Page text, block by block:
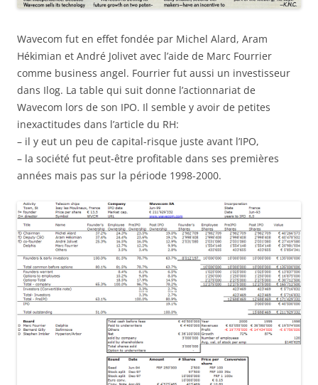
Wavecom fut en effet fondée par Michel Alard, Aram
Hékimian et André Jolivet avec l’aide de Marc Fourrier
comme business angel. Fourrier fut aussi un investisseur
dans Ilog. La table qui suit donne l’actionnariat de
Wavecom lors de son IPO. Il semble y avoir de petites
inexactitudes dans l’article du RH:
– il y eut un peu de capital-risque juste avant l’IPO,
– la société fut peut-être profitable dans ses premières
années mais pas sur la période 1998-2000.